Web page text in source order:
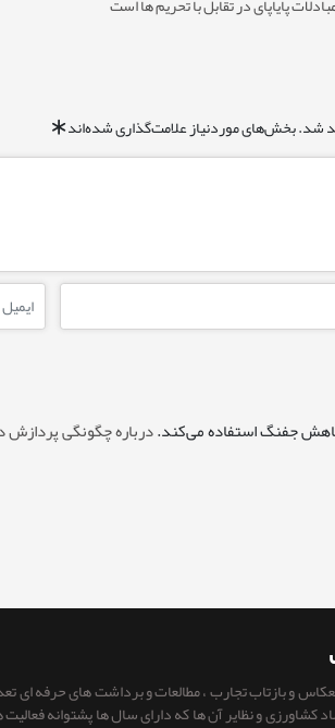
پایاپای در تقابل با تحریم ها است
شد. بخش‌های موردنیاز علامت‌گذاری شده‌اند*
جفنگ استفاده می‌کند. درباره چگونگی پردازش
و بازتاب تجارب ، مطالعات و برداشت های حرفه ای
کشاورزی و نظایر آن ها که دارای سال ها پشتوانه